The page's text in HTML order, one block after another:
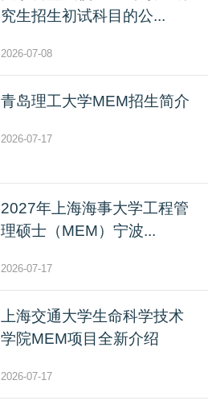
究生招生初试科目的公...
2026-07-08
青岛理工大学MEM招生简介
2026-07-17
2027年上海海事大学工程管
理硕士（MEM）宁波...
2026-07-17
上海交通大学生命科学技术
学院MEM项目全新介绍
2026-07-17